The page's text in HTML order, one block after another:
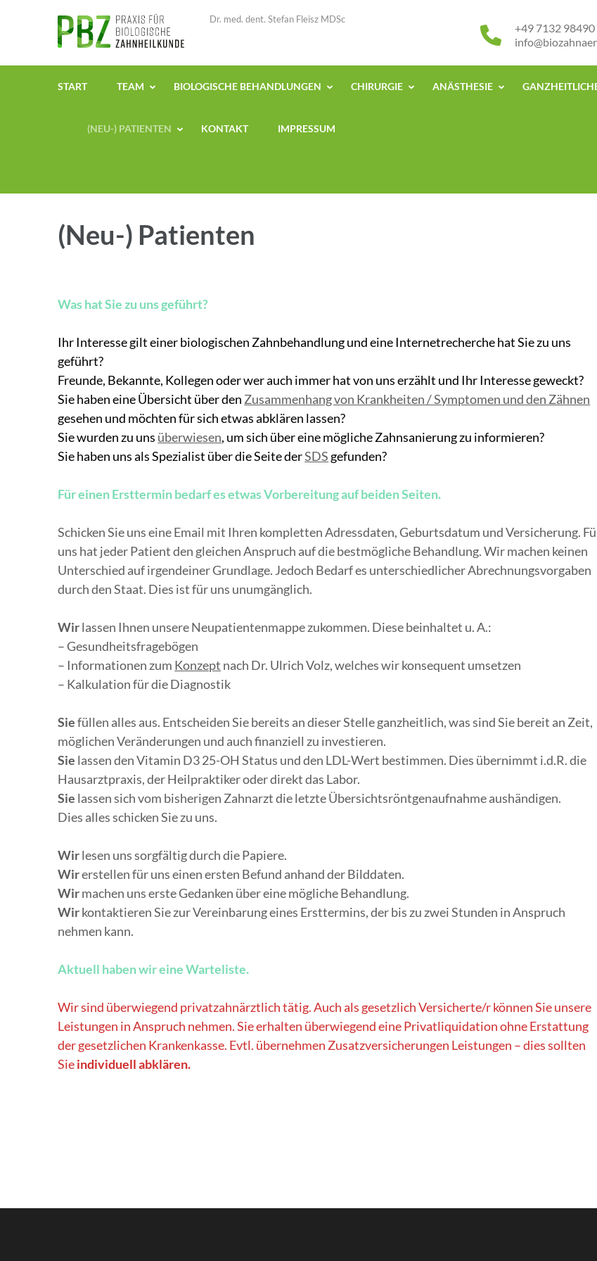
(Enter
Dr. med. dent. Stefan Fleisz MDSc
+49 7132 98490
START TEAM BIOLOGISCHE BEHANDLUNGEN CHIRURGIE ANÄSTHESIE
(NEU-) PATIENTEN KONTAKT IMPRESSUM
(Neu-) Patienten
Was hat Sie zu uns geführt?
Ihr Interesse gilt einer biologischen Zahnbehandlung und eine Internetrecherche hat Sie zu uns
geführt?
Freunde, Bekannte, Kollegen oder wer auch immer hat von uns erzählt und Ihr Interesse geweckt?
Sie haben eine Übersicht über den Zusammenhang von Krankheiten / Symptomen und den Zähnen
gesehen und möchten für sich etwas abklären lassen?
Sie wurden zu uns überwiesen, um sich über eine mögliche Zahnsanierung zu informieren?
Sie haben uns als Spezialist über die Seite derSDS gefunden?
Für einen Ersttermin bedarf es etwas Vorbereitung auf beiden Seiten.
Schicken Sie uns eine Email mit Ihren kompletten Adressdaten, Geburtsdatum und Versicherung.
uns hat jeder Patient den gleichen Anspruch auf die bestmögliche Behandlung. Wir machen keinen
Unterschied auf irgendeiner Grundlage. Jedoch Bedarf es unterschiedlicher Abrechnungsvorgaben
durch den Staat. Dies ist für uns unumgänglich.
Wirlassen Ihnen unsere Neupatientenmappe zukommen. Diese beinhaltet u. A.:
– Gesundheitsfragebögen
– Informationen zum Konzept nach Dr. Ulrich Volz, welches wir konsequent umsetzen
– Kalkulation für die Diagnostik
Siefüllen alles aus. Entscheiden Sie bereits an dieser Stelle ganzheitlich, was sind Sie bereit an Zeit,
möglichen Veränderungen und auch finanziell zu investieren.
Sie lassen den Vitamin D3 25-OH Status und den LDL-Wert bestimmen. Dies übernimmt i.d.R. die
Hausarztpraxis, der Heilpraktiker oder direkt das Labor.
Sie lassen sich vom bisherigen Zahnarzt die letzte Übersichtsröntgenaufnahme aushändigen.
Dies alles schicken Sie zu uns.
Wirlesen uns sorgfältig durch die Papiere.
Wirerstellen für uns einen ersten Befund anhand der Bilddaten.
Wirmachen uns erste Gedanken über eine mögliche Behandlung.
Wirkontaktieren Sie zur Vereinbarung eines Ersttermins, der bis zu zwei Stunden in Anspruch
nehmen kann.
Aktuell haben wir eine Warteliste.
Wir sind überwiegend privatzahnärztlich tätig. Auch als gesetzlich Versicherte/r können Sie unsere
Leistungen in Anspruch nehmen. Sie erhalten überwiegend eine Privatliquidation ohne Erstattung
der gesetzlichen Krankenkasse. Evtl. übernehmen Zusatzversicherungen Leistungen – dies sollten
Sieindividuell abklären.